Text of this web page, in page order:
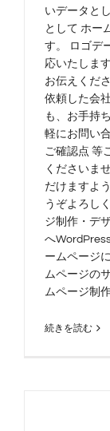
いデータと
として ホー
す。 ロゴデ
応いたしま
お伝えくだ
依頼した会
も、お手持
軽にお問い
ご確認点 等
くださいま
だけますよ
うぞよろし
ジ制作・デ
へ
ームページ
ムページの
ムページ制
続きを読む